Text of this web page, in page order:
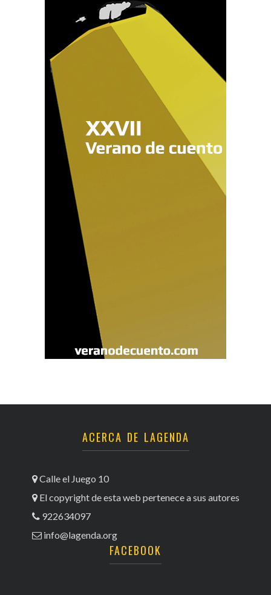
ACERCA DE LAGENDA
Calle el Juego 10
El copyright de esta web pertenece a sus autores
922634097
info@lagenda.org
FACEBOOK